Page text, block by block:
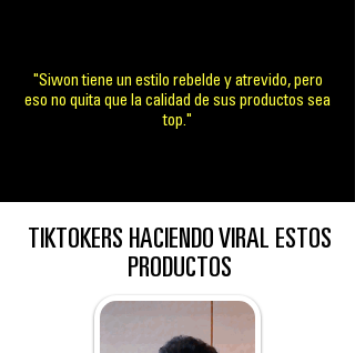
"Siwon tiene un estilo rebelde y atrevido, pero
eso no quita que la calidad de sus productos sea
top."
TIKTOKERS HACIENDO VIRAL ESTOS
PRODUCTOS